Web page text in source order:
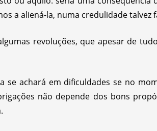
a aliená-la, numa credulidade talvez
revoluções, que apesar de
se achará em dificuldades se no
não depende dos bons